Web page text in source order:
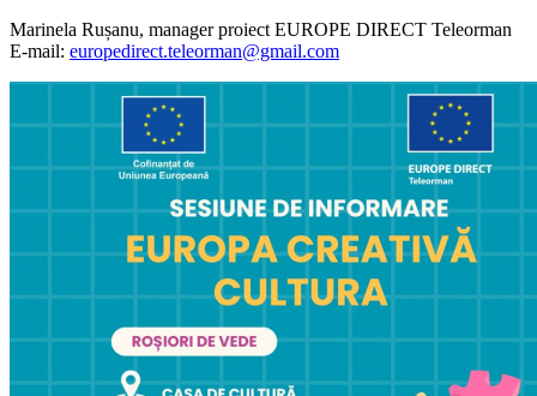
Marinela Rușanu, manager proiect EUROPE DIRECT Teleorman
E-mail: europedirect.teleorman@gmail.com